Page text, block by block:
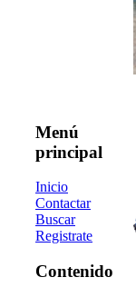
Menú
principal
Inicio
Contactar
Buscar
Registrate
Contenido